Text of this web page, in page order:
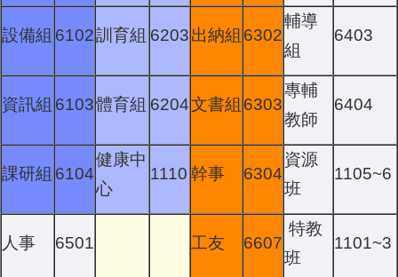
設備組 6102訓育組 6203出納組 6302
輔導
組
6403
資訊組 6103體育組 6204文書組 6303
專輔
教師
6404
課研組 6104
健康中
心
1110 幹事 6304
資源
班
1105~6
人事 6501 工友 6607
特教
班
1101~3